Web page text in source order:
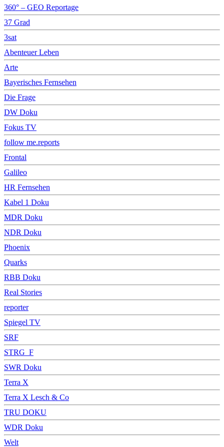
360° – GEO Reportage
37 Grad
3sat
Abenteuer Leben
Arte
Bayerisches Fernsehen
Die Frage
DW Doku
Fokus TV
follow me.reports
Frontal
Galileo
HR Fernsehen
Kabel 1 Doku
MDR Doku
NDR Doku
Phoenix
Quarks
RBB Doku
Real Stories
reporter
Spiegel TV
SRF
STRG_F
SWR Doku
Terra X
Terra X Lesch & Co
TRU DOKU
WDR Doku
Welt